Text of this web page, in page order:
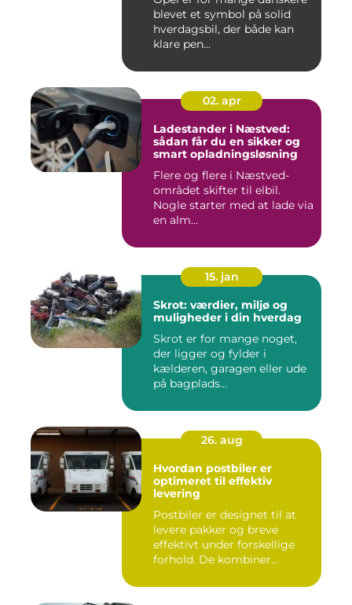
blevet et symbol på solid
hverdagsbil, der både kan
klare pen...
02. apr
Ladestander i Næstved:
sådan får du en sikker og
smart opladningsløsning
Flere og flere i Næstved-
området skifter til elbil.
Nogle starter med at lade via
en alm...
15. jan
Skrot: værdier, miljø og
muligheder i din hverdag
Skrot er for mange noget,
der ligger og fylder i
kælderen, garagen eller ude
på bagplads...
26. aug
Hvordan postbiler er
optimeret til effektiv
levering
Postbiler er designet til at
levere pakker og breve
effektivt under forskellige
forhold. De kombiner...